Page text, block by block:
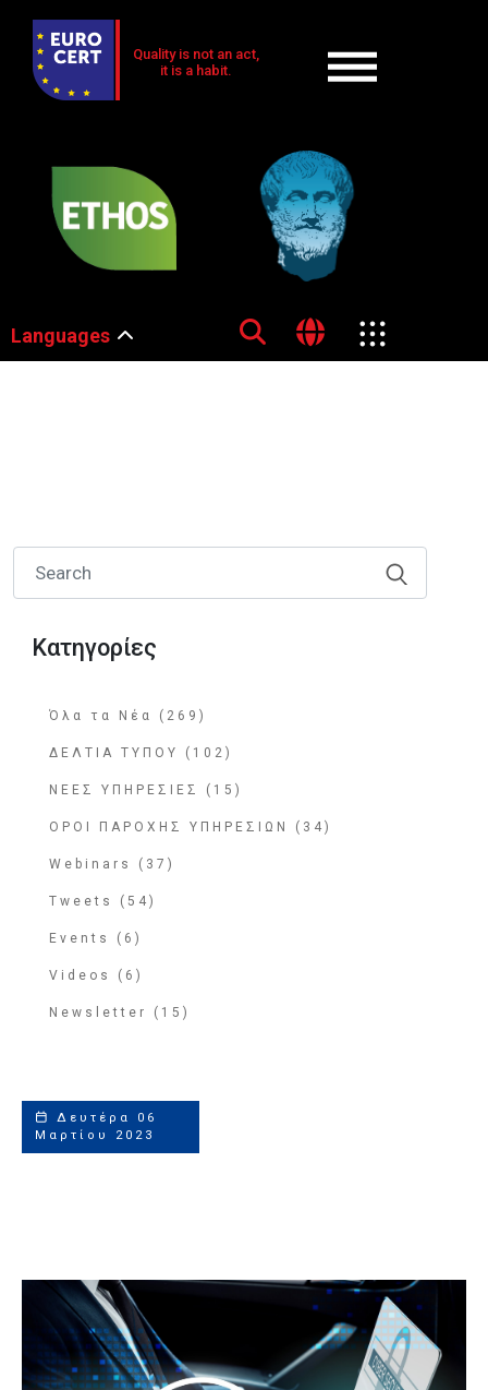
Quality is not an act,
it is a habit.
Languages
Κατηγορίες
Όλα τα Νέα (269)
ΔΕΛΤΙΑ ΤΥΠΟΥ (102)
ΝΕΕΣ ΥΠΗΡΕΣΙΕΣ (15)
ΟΡΟΙ ΠΑΡΟΧΗΣ ΥΠΗΡΕΣΙΩΝ (34)
Webinars (37)
Tweets (54)
Events (6)
Videos (6)
Newsletter (15)
Δευτέρα 06
Μαρτίου 2023